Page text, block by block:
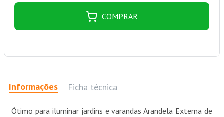
COMPRAR
Informações Ficha técnica
Ótimo para iluminar jardins e varandas Arandela Externa de